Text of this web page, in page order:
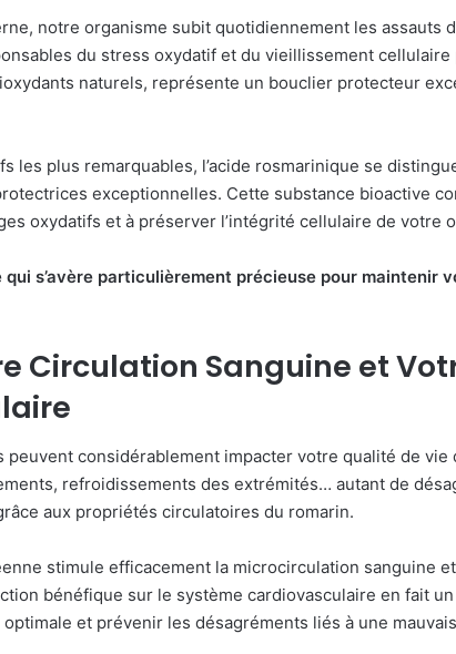
notre organisme subit quotidiennement les assauts
du stress oxydatif et du vieillissement cellulaire
naturels, représente un bouclier protecteur
les plus remarquables, l’acide rosmarinique se
exceptionnelles. Cette substance bioactive
oxydatifs et à préserver l’intégrité cellulaire de votre
s’avère particulièrement précieuse pour maintenir
Circulation Sanguine et
peuvent considérablement impacter votre qualité de vie
refroidissements des extrémités… autant de
aux propriétés circulatoires du romarin.
stimule efficacement la microcirculation sanguine
bénéfique sur le système cardiovasculaire en fait
et prévenir les désagréments liés à une